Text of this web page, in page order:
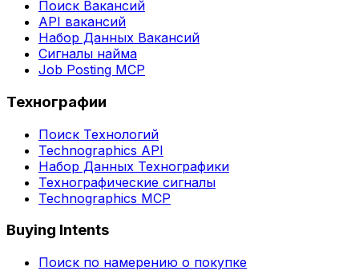
Поиск Вакансий
API вакансий
Набор Данных Вакансий
Сигналы найма
Job Posting MCP
Технографии
Поиск Технологий
Technographics API
Набор Данных Технографики
Технографические сигналы
Technographics MCP
Buying Intents
Поиск по намерению о покупке